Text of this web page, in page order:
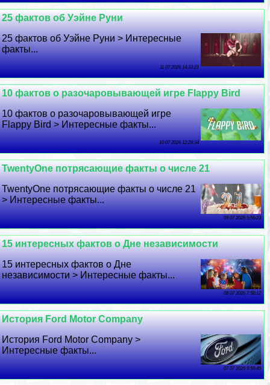
25 фактов об Уэйне Руни
25 фактов об Уэйне Руни > Интересные
факты...
11 07 2026 14:33:21
10 фактов о разочаровывающей игре Flappy Bird
10 фактов о разочаровывающей игре
Flappy Bird > Интересные факты...
10 07 2026 12:29:34
TwentyOne потрясающие факты о числе 21
TwentyOne потрясающие факты о числе 21
> Интересные факты...
09 07 2026 5:56:23
15 интересных фактов о Дне независимости
15 интересных фактов о Дне
независимости > Интересные факты...
08 07 2026 7:58:12
История Ford Motor Company
История Ford Motor Company >
Интересные факты...
07 07 2026 9:59:45